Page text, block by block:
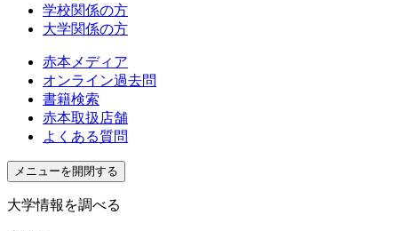
学校関係の方
大学関係の方
赤本メディア
オンライン過去問
書籍検索
赤本取扱店舗
よくある質問
メニューを開閉する
大学情報を調べる